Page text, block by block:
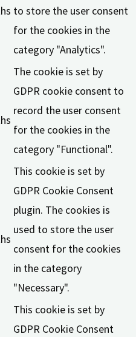
to store the user consent
for the cookies in the
category "Analytics".
The cookie is set by
GDPR cookie consent to
record the user consent
for the cookies in the
category "Functional".
This cookie is set by
GDPR Cookie Consent
plugin. The cookies is
used to store the user
consent for the cookies
in the category
"Necessary".
This cookie is set by
GDPR Cookie Consent